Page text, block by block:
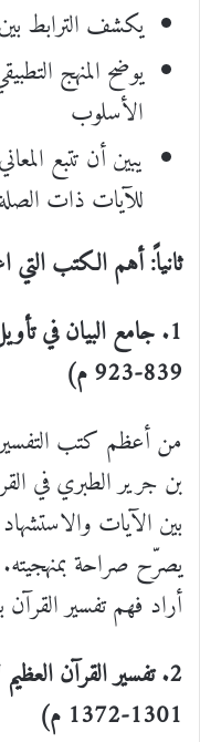
يكشف الترابط
يوضح المنهج
الأسلوب
يبين أن تتبع
للآيات ذات
ثانياً: أهم الكتب التي
839-923 م)
من أعظم كتب
بن جرير الطبري في
بين الآيات
يصرّح صراحة بمنهجيته.
أراد فهم تفسير
1301-1372 م)